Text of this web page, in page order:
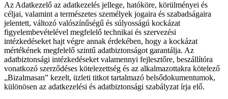
Az Adatkezelő az adatkezelés jellege, hatóköre, körülményei és
céljai, valamint a természetes személyek jogaira és szabadságaira
jelentett, változó valószínűségű és súlyosságú kockázat
figyelembevételével megfelelő technikai és szervezési
intézkedéseket hajt végre annak érdekében, hogy a kockázat
mértékének megfelelő szintű adatbiztonságot garantálja. Az
adatbiztonsági intézkedéseket valamennyi fejlesztőre, beszállítóra
vonatkozó szerződéses kötelezettség és az alkalmazottakra kötelező
„Bizalmasan” kezelt, üzleti titkot tartalmazó belsődokumentumok,
különösen az adatkezelési és adatbiztonsági szabályzat írja elő.